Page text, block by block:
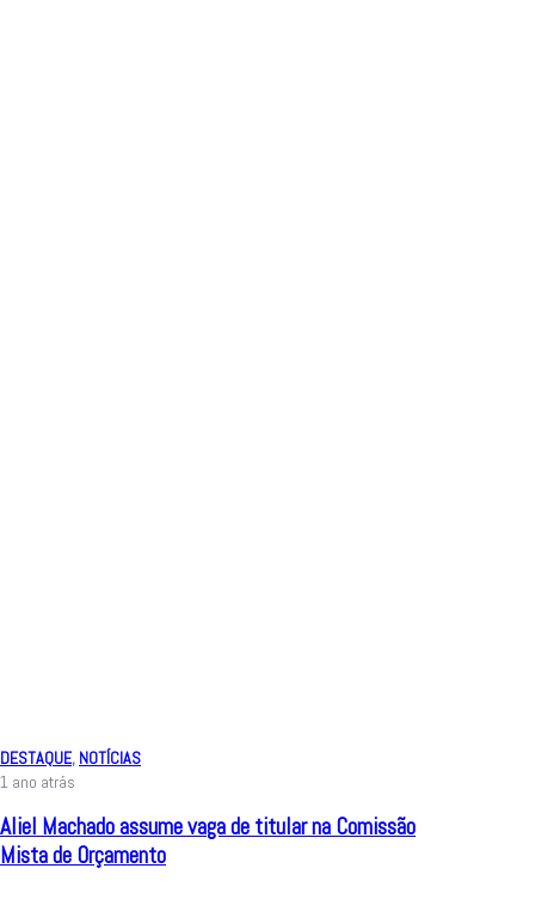
DESTAQUE, NOTÍCIAS
1 ano atrás
Aliel Machado assume vaga de titular na Comissão
Mista de Orçamento